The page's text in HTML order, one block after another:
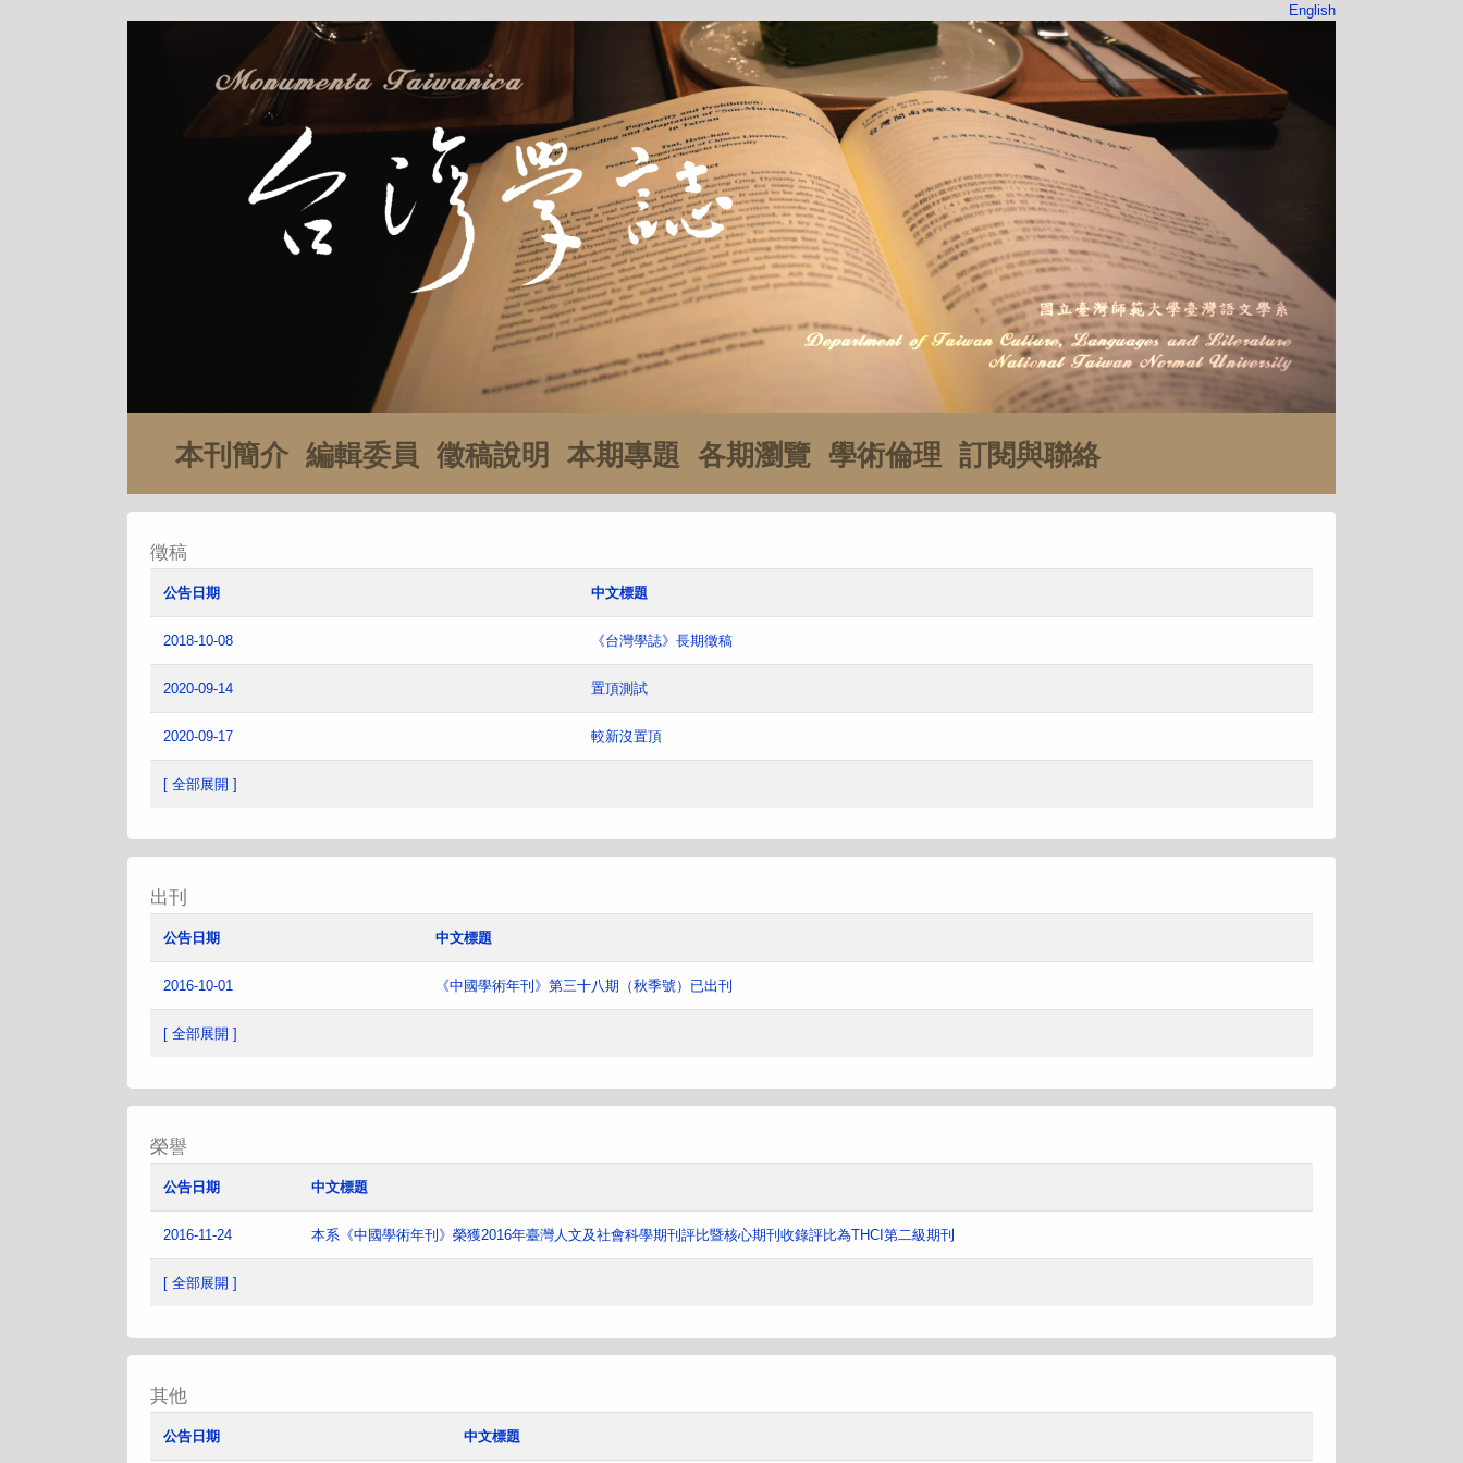
English
本刊簡介 編輯委員 徵稿說明 本期專題 各期瀏覽 學術倫理 訂閱與聯絡
徵稿
公告日期 中文標題
2018-10-08 《台灣學誌》長期徵稿
2020-09-14 置頂測試
2020-09-17 較新沒置頂
[ 全部展開 ]
出刊
公告日期 中文標題
2016-10-01 《中國學術年刊》第三十八期（秋季號）已出刊
[ 全部展開 ]
榮譽
公告日期 中文標題
2016-11-24 本系《中國學術年刊》榮獲2016年臺灣人文及社會科學期刊評比暨核心期刊收錄評比為THCI第二級期刊
[ 全部展開 ]
其他
公告日期 中文標題